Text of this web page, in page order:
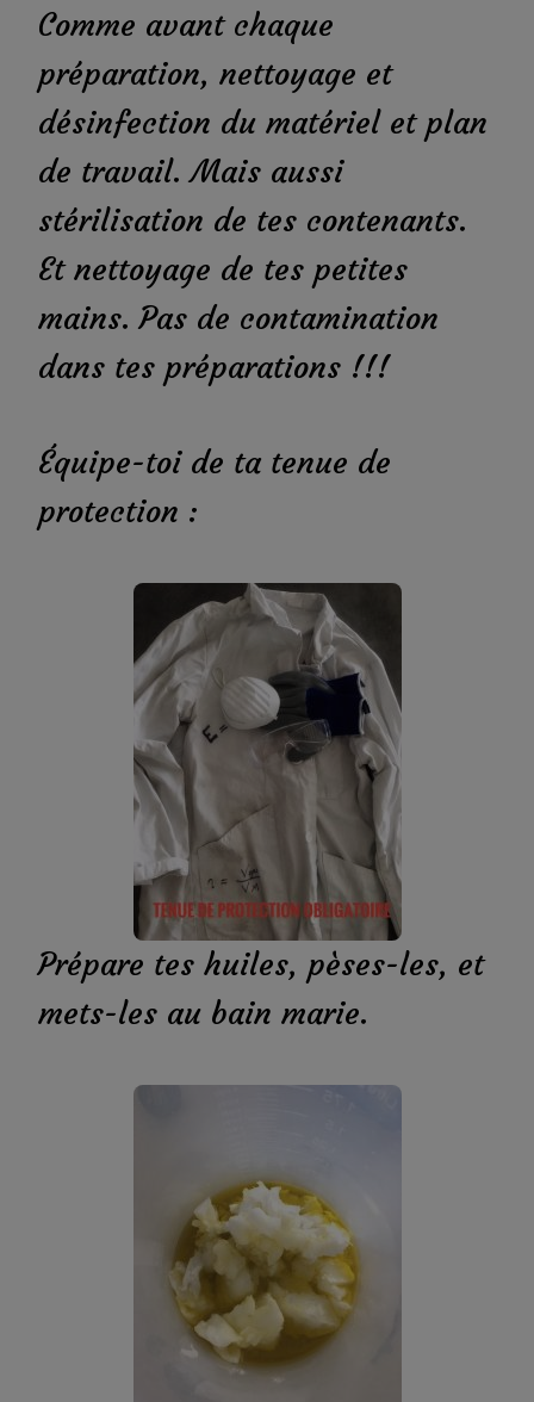
Comme avant chaque
préparation, nettoyage et
désinfection du matériel et plan
de travail. Mais aussi
stérilisation de tes contenants.
Et nettoyage de tes petites
mains. Pas de contamination
dans tes préparations !!!
Équipe-toi de ta tenue de
protection :
Prépare tes huiles, pèses-les, et
mets-les au bain marie.